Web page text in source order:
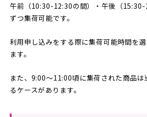
午前（10:30-12:30の間）・午後（
ずつ集荷可能です。
利用申し込みをする際に集荷可能時間を
ます。
また、9:00～11:00頃に集荷された商品は
るケースがあります。